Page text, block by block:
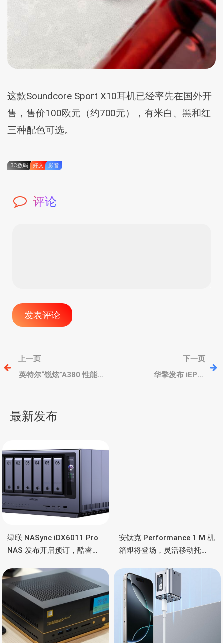
这款Soundcore Sport X10耳机已经率先在国外开
售，售价100欧元（约700元），有米白、黑和红
三种配色可选。
3C数码 好文 影音
评论
文
章
航
上一页
英特尔“锐炫”A380 性能怎
下一页
华擎发布 iEPF-
最新发布
绿联 NASync iDX6011 Pro
NAS 发布开启预订，酷睿
雷电4、OCuLink
安钛克 Performance 1 M 机
箱即将登场，灵活移动托
4090/RTX 5090